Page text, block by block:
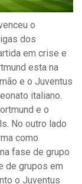
o
dos
em crise e
esta na
e o Juventus
italiano.
e o
No outro lado
como
fase de grupo
de grupos em
o Juventus